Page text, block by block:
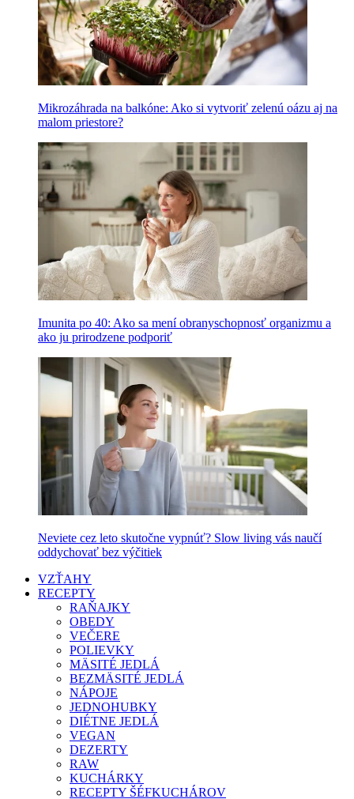
Mikrozáhrada na balkóne: Ako si vytvoriť zelenú oázu aj na
malom priestore?
Imunita po 40: Ako sa mení obranyschopnosť organizmu a
ako ju prirodzene podporiť
Neviete cez leto skutočne vypnúť? Slow living vás naučí
oddychovať bez výčitiek
VZŤAHY
RECEPTY
RAŇAJKY
OBEDY
VEČERE
POLIEVKY
MÄSITÉ JEDLÁ
BEZMÄSITÉ JEDLÁ
NÁPOJE
JEDNOHUBKY
DIÉTNE JEDLÁ
VEGAN
DEZERTY
RAW
KUCHÁRKY
RECEPTY ŠÉFKUCHÁROV